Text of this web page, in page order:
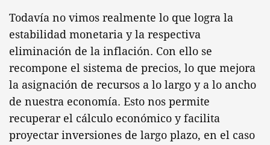
Todavía no vimos realmente lo que logra la
estabilidad monetaria y la respectiva
eliminación de la inflación. Con ello se
recompone el sistema de precios, lo que mejora
la asignación de recursos a lo largo y a lo ancho
de nuestra economía. Esto nos permite
recuperar el cálculo económico y facilita
proyectar inversiones de largo plazo, en el caso